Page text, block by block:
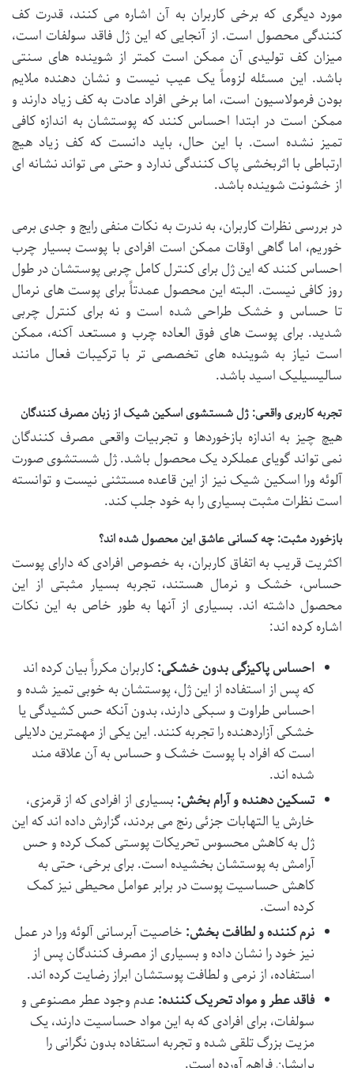
مورد دیگری که برخی کاربران به آن اشاره می کنند، قدرت کف
کنندگی محصول است. از آنجایی که این ژل فاقد سولفات است،
میزان کف تولیدی آن ممکن است کمتر از شوینده های سنتی
باشد. این مسئله لزوماً یک عیب نیست و نشان دهنده ملایم
بودن فرمولاسیون است، اما برخی افراد عادت به کف زیاد دارند و
ممکن است در ابتدا احساس کنند که پوستشان به اندازه کافی
تمیز نشده است. با این حال، باید دانست که کف زیاد هیچ
ارتباطی با اثربخشی پاک کنندگی ندارد و حتی می تواند نشانه ای
از خشونت شوینده باشد.
در بررسی نظرات کاربران، به ندرت به نکات منفی رایج و جدی برمی
خوریم، اما گاهی اوقات ممکن است افرادی با پوست بسیار چرب
احساس کنند که این ژل برای کنترل کامل چربی پوستشان در طول
روز کافی نیست. البته این محصول عمدتاً برای پوست های نرمال
تا حساس و خشک طراحی شده است و نه برای کنترل چربی
شدید. برای پوست های فوق العاده چرب و مستعد آکنه، ممکن
است نیاز به شوینده های تخصصی تر با ترکیبات فعال مانند
سالیسیلیک اسید باشد.
تجربه کاربری واقعی: ژل شستشوی اسکین شیک از زبان مصرف کنندگان
هیچ چیز به اندازه بازخوردها و تجربیات واقعی مصرف کنندگان
نمی تواند گویای عملکرد یک محصول باشد. ژل شستشوی صورت
آلوئه ورا اسکین شیک نیز از این قاعده مستثنی نیست و توانسته
است نظرات مثبت بسیاری را به خود جلب کند.
بازخورد مثبت: چه کسانی عاشق این محصول شده اند؟
اکثریت قریب به اتفاق کاربران، به خصوص افرادی که دارای پوست
حساس، خشک و نرمال هستند، تجربه بسیار مثبتی از این
محصول داشته اند. بسیاری از آنها به طور خاص به این نکات
اشاره کرده اند:
احساس پاکیزگی بدون خشکی:کاربران مکرراً بیان کرده اند
که پس از استفاده از این ژل، پوستشان به خوبی تمیز شده و
احساس طراوت و سبکی دارند، بدون آنکه حس کشیدگی یا
خشکی آزاردهنده را تجربه کنند. این یکی از مهمترین دلایلی
است که افراد با پوست خشک و حساس به آن علاقه مند
شده اند.
تسکین دهنده و آرام بخش: بسیاری از افرادی که از قرمزی،
خارش یا التهابات جزئی رنج می بردند، گزارش داده اند که این
ژل بهکاهش محسوس تحریکات پوستیکمک کرده و حس
آرامش به پوستشان بخشیده است. برای برخی، حتی به
کاهش حساسیت پوست در برابر عوامل محیطی نیز کمک
کرده است.
نرم کننده و لطافت بخش: خاصیت آبرسانی آلوئه ورا در عمل
نیز خود را نشان داده و بسیاری از مصرف کنندگان پس از
استفاده، از نرمی و لطافت پوستشان ابراز رضایت کرده اند.
فاقد عطر و مواد تحریک کننده: عدم وجود عطر مصنوعی و
سولفات، برای افرادی که به این مواد حساسیت دارند، یک
مزیت بزرگ تلقی شده و تجربه استفاده بدون نگرانی را